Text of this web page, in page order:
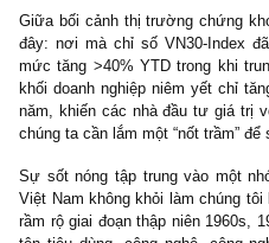
Bản điện tử đợt 2 – Đọc online
—————————
Đến hẹn lại lên thưa quý độc
Giữa bối cảnh thị trường
đây: nơi mà chỉ số VN30-
khối doanh nghiệp niêm yết
năm, khiến các nhà đầu tư
chúng ta cần lắm một “nốt